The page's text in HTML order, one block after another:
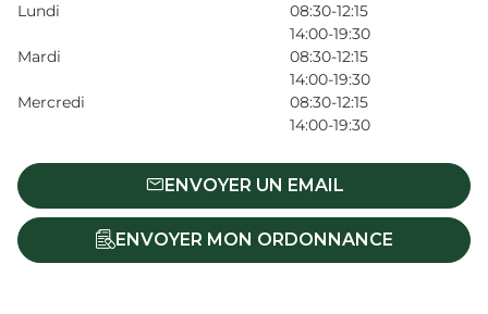
Lundi
08:30-12:15
14:00-19:30
Mardi
08:30-12:15
14:00-19:30
Mercredi
08:30-12:15
14:00-19:30
ENVOYER UN EMAIL
ENVOYER MON ORDONNANCE